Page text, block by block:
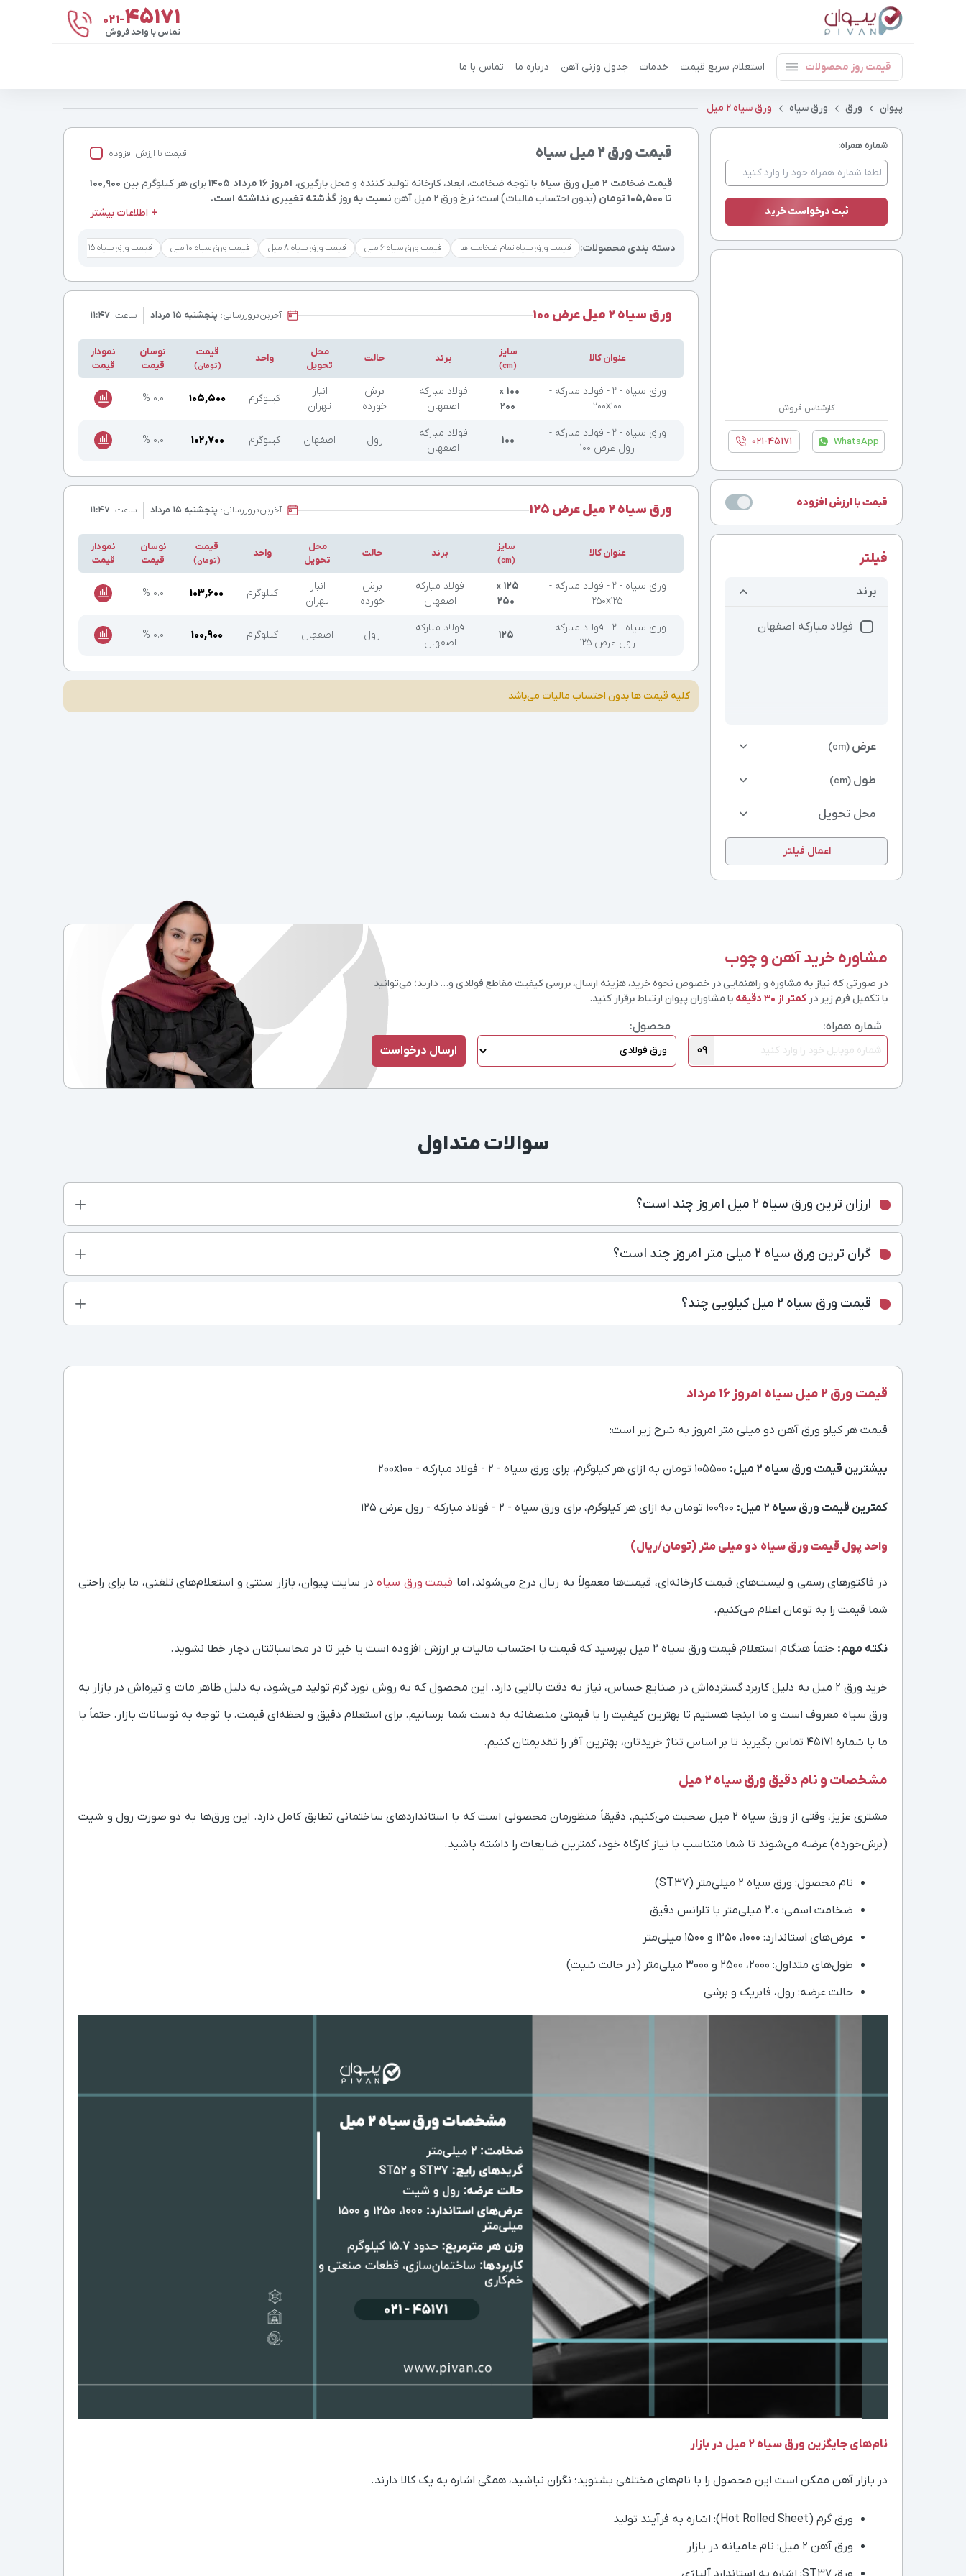
021-۴۵۱۷۱
تماس با واحد فروش
قیمت روز محصولات استعلام سریع قیمت خدمات جدول وزنی آهن درباره ما تماس با ما
پیوان ورق ورق سیاه ورق سیاه 2 میل
قیمت ورق 2 میل سیاه قیمت با ارزش افزوده
قیمت ضخامت 2 میل ورق سیاه با توجه ضخامت، ابعاد، کارخانه تولید کننده و محل بارگیری، امروز ۱۶ مرداد ۱۴۰۵ برای هر کیلوگرم
بین 100,900
تا 105,500 تومان
(بدون احتساب مالیات) است؛ نرخ ورق 2 میل آهن
نسبت به روز گذشته تغییری نداشته است.
اطلاعات بیشتر
دسته بندی محصولات: قیمت ورق سیاه تمام ضخامت ها قیمت ورق سیاه 6 میل قیمت ورق سیاه 8 میل قیمت ورق سیاه 10 میل قیمت ورق سیاه 15 میل
ورق سیاه 2 میل عرض 100 آخرینبروزرسانی: پنجشنبه ۱۵ مرداد ساعت: ۱۱:۴۷
عنوان کالا
سایز
(cm)
برند حالت
محل
تحویل
واحد
قیمت
(تومان)
نوسان
قیمت
نمودار
قیمت
ورق سیاه - 2 - فولاد مبارکه -
200x100
۱۰۰ x
۲۰۰
فولاد مبارکه
اصفهان
برش
خورده
انبار
تهران
کیلوگرم ۱۰۵,۵۰۰ ۰.۰ %
ورق سیاه - 2 - فولاد مبارکه -
رول عرض 100
۱۰۰
فولاد مبارکه
اصفهان
رول اصفهان کیلوگرم ۱۰۲,۷۰۰ ۰.۰ %
ورق سیاه 2 میل عرض 125 آخرینبروزرسانی: پنجشنبه ۱۵ مرداد ساعت: ۱۱:۴۷
عنوان کالا
سایز
(cm)
برند حالت
محل
تحویل
واحد
قیمت
(تومان)
نوسان
قیمت
نمودار
قیمت
ورق سیاه - 2 - فولاد مبارکه -
250x125
۱۲۵ x
۲۵۰
فولاد مبارکه
اصفهان
برش
خورده
انبار
تهران
کیلوگرم ۱۰۳,۶۰۰ ۰.۰ %
ورق سیاه - 2 - فولاد مبارکه -
رول عرض 125
۱۲۵
فولاد مبارکه
اصفهان
رول اصفهان کیلوگرم ۱۰۰,۹۰۰ ۰.۰ %
کلیه قیمت ها بدون احتساب مالیات می‌باشد
شماره همراه:
کارشناس فروش
WhatsApp ۰۲۱-۴۵۱۷۱
قیمت با ارزش افزوده
فیلتر
برند
فولاد مبارکه اصفهان
عرض (cm)
طول (cm)
محل تحویل
اعمال فیلتر
مشاوره خرید آهن و چوب
در صورتی که نیاز به مشاوره و راهنمایی در خصوص نحوه خرید، هزینه ارسال، بررسی کیفیت مقاطع فولادی و… دارید؛ می‌توانید
با تکمیل فرم زیر در کمتر از 30 دقیقه با مشاوران پیوان ارتباط برقرار کنید.
شماره همراه:
09
محصول:
سوالات متداول
ارزان ترین ورق سیاه 2 میل امروز چند است؟
گران ترین ورق سیاه 2 میلی متر امروز چند است؟
قیمت ورق سیاه 2 میل کیلویی چند؟
قیمت ورق 2 میل سیاه امروز 16 مرداد
قیمت هر کیلو ورق آهن دو میلی متر امروز به شرح زیر است:
بیشترین قیمت ورق سیاه 2 میل:
کمترین قیمت ورق سیاه 2 میل:
واحد پول قیمت ورق سیاه دو میلی متر (تومان/ریال)
در فاکتورهای رسمی و لیست‌های قیمت کارخانه‌ای، قیمت‌ها معمولاً به ریال درج می‌شوند، اما قیمت ورق سیاهدر سایت پیوان، بازار سنتی و استعلام‌های تلفنی، ما برای راحتی
شما قیمت را به تومان اعلام می‌کنیم.
نکته مهم: حتماً هنگام استعلام قیمت ورق سیاه 2 میل بپرسید که قیمت با احتساب مالیات بر ارزش افزوده است یا خیر تا در محاسباتتان دچار خطا نشوید.
خرید ورق ۲ میل به دلیل کاربرد گسترده‌اش در صنایع حساس، نیاز به دقت بالایی دارد. این محصول که به روش نورد گرم تولید می‌شود، به دلیل ظاهر مات و تیره‌اش در بازار به
ورق سیاه معروف است و ما اینجا هستیم تا بهترین کیفیت را با قیمتی منصفانه به دست شما برسانیم. برای استعلام دقیق و لحظه‌ای قیمت، با توجه به نوسانات بازار، حتماً با
ما با شماره 45171 تماس بگیرید تا بر اساس تناژ خریدتان، بهترین آفر را تقدیمتان کنیم.
مشخصات و نام دقیق ورق سیاه ۲ میل
مشتری عزیز، وقتی از ورق سیاه ۲ میل صحبت می‌کنیم، دقیقاً منظورمان محصولی است که با استانداردهای ساختمانی تطابق کامل دارد. این ورق‌ها به دو صورت رول و شیت
(برش‌خورده) عرضه می‌شوند تا شما متناسب با نیاز کارگاه خود، کمترین ضایعات را داشته باشید.
نام محصول: ورق سیاه ۲ میلی‌متر (ST37)
ضخامت اسمی: ۲.۰ میلی‌متر با تلرانس دقیق
عرض‌های استاندارد: ۱۰۰۰، ۱۲۵۰ و ۱۵۰۰ میلی‌متر
طول‌های متداول: ۲۰۰۰، ۲۵۰۰ و ۳۰۰۰ میلی‌متر (در حالت شیت)
حالت عرضه: رول، فابریک و برشی
نام‌های جایگزین ورق سیاه ۲ میل در بازار
در بازار آهن ممکن است این محصول را با نام‌های مختلفی بشنوید؛ نگران نباشید، همگی اشاره به یک کالا دارند.
ورق گرم (Hot Rolled Sheet): اشاره به فرآیند تولید
ورق آهن ۲ میل: نام عامیانه در بازار